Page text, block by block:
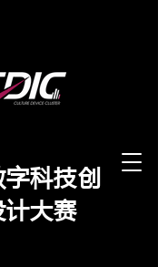
科技创
大赛